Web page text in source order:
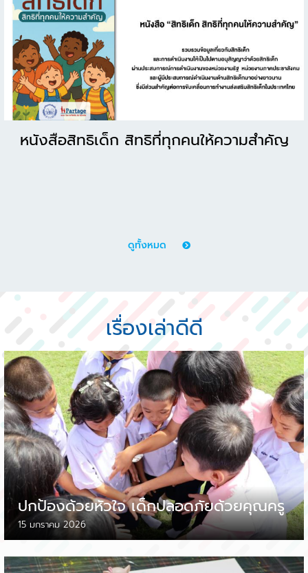
เรื่องเล่าดีดี
ปกป้องด้วยหัวใจ เด็กปลอดภัยด้วยคุณครู
15 มกราคม 2026